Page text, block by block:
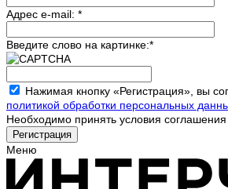
Адрес e-mail: *
Введите слово на картинке:*
Нажимая кнопку «Регистрация», вы
политикой обработки персональных
Необходимо принять условия соглашения
Меню